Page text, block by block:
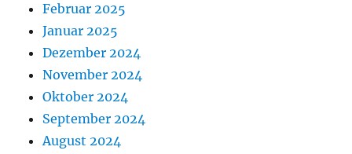
Februar 2025
Januar 2025
Dezember 2024
November 2024
Oktober 2024
September 2024
August 2024